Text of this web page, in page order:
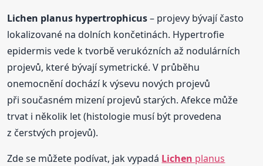
Lichen planus hypertrophicus– projevy bývají často
lokalizované na dolních končetinách. Hypertrofie
epidermis vede k tvorbě verukózních až nodulárních
projevů, které bývají symetrické. V průběhu
onemocnění dochází k výsevu nových projevů
při současném mizení projevů starých. Afekce může
trvat i několik let (histologie musí být provedena
z čerstvých projevů).
Zde se můžete podívat, jak vypadá Lichen planus